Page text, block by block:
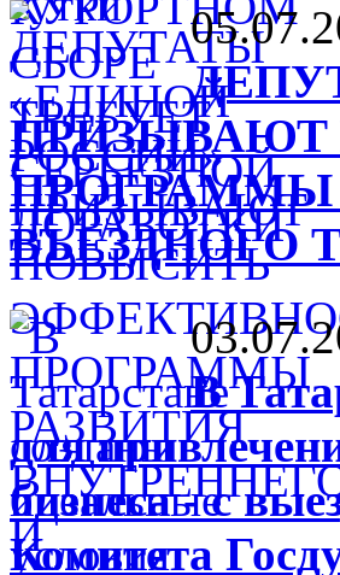
ПРИЗЫВАЮТ
ПРОГРАММЫ
ВЪЕЗДНОГО
В
для
бизнеса - с
Комитета